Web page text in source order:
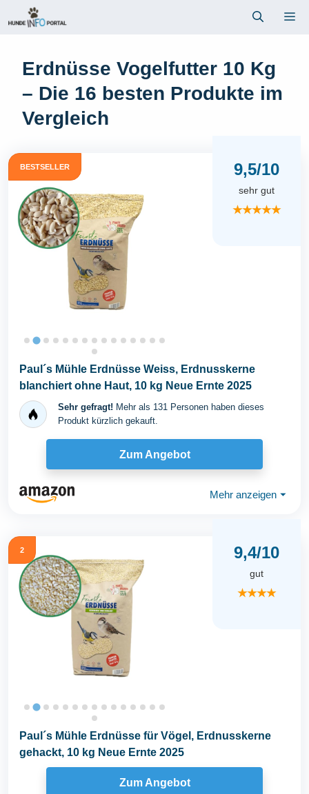
Inhalt
Erdnüsse Vogelfutter 10 Kg
– Die 16 besten Produkte im
Vergleich
BESTSELLER 9,5/10
sehr gut
★★★★★
Paul´s Mühle Erdnüsse Weiss, Erdnusskerne
blanchiert ohne Haut, 10 kg Neue Ernte 2025
Sehr gefragt! Mehr als 131 Personen haben dieses
Produkt kürzlich gekauft.
Zum Angebot
Mehr anzeigen ⏷
2 9,4/10
gut
★★★★
Paul´s Mühle Erdnüsse für Vögel, Erdnusskerne
gehackt, 10 kg Neue Ernte 2025
Zum Angebot